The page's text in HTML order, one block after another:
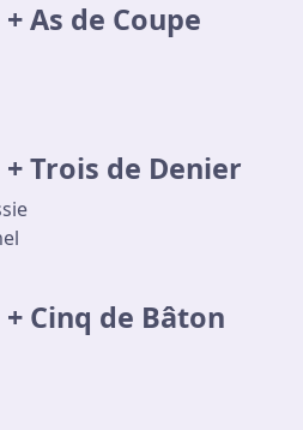
As de Coupe
Trois de Denier
Cinq de Bâton